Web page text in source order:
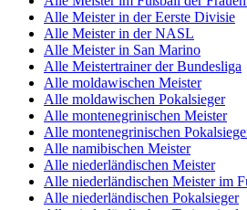
Alle Meister in der Eerste Divisie
Alle Meister in der NASL
Alle Meister in San Marino
Alle Meistertrainer der Bundesliga
Alle moldawischen Meister
Alle moldawischen Pokalsieger
Alle montenegrinischen Meister
Alle montenegrinischen
Alle namibischen Meister
Alle niederländischen Meister
Alle niederländischen Meister im
Alle niederländischen Pokalsieger